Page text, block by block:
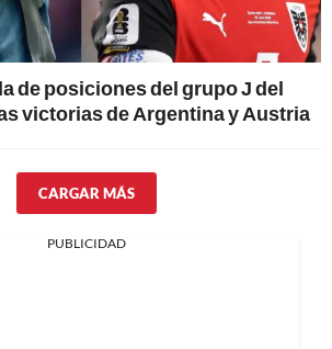
de posiciones del grupo J del
victorias de Argentina y Austria
CARGAR MÁS
PUBLICIDAD